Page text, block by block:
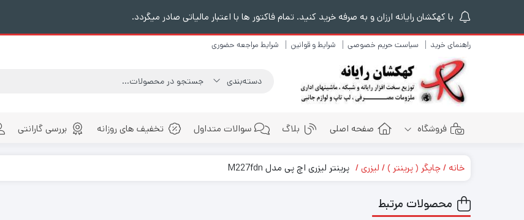
با کهکشان رایانه ارزان و به صرفه خرید کنید. تمام فاکتور ها با اعتبار مالیاتی صادر میگردد.
راهنمای خرید سیاست حریم خصوصی شرایط و قوانین شرایط مراجعه حضوری
فروشگاه
هارد اکسترنال
صفحه اصلی بلاگ سوالات متداول تخفیف های روزانه بررسی گارانتی
خانه چاپگر ( پرینتر ) لیزری پرینتر لیزری اچ پی مدل M227fdn
محصولات مرتبط